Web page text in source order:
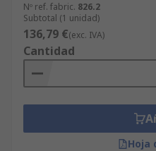
Nº ref. fabric. 826.2
Subtotal (1 unidad)
136,79 €(exc. IVA)
Cantidad
Hoja